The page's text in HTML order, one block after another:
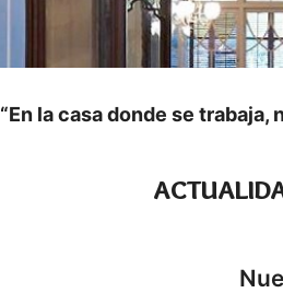
“En la casa donde se trabaja,